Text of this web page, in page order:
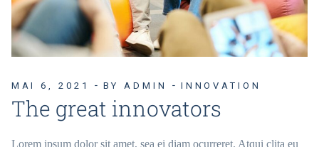
MAI 6, 2021 BY ADMIN INNOVATION
The great innovators
Lorem ipsum dolor sit amet, sea ei diam ocurreret. Atqui clita eu